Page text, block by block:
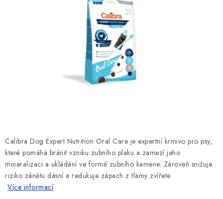
KRÁLÍCI/HLODAVCI/PTÁCI
Podmínky ochrany osobních údajů
Calibra Dog Expert Nutrition Oral Care je expertní krmivo pro psy,
které pomáhá bránit vzniku zubního plaku a zamezí jeho
mineralizaci a ukládání ve formě zubního kamene. Zároveň snižuje
riziko zánětu dásní a redukuje zápach z tlamy zvířete.
Více informací